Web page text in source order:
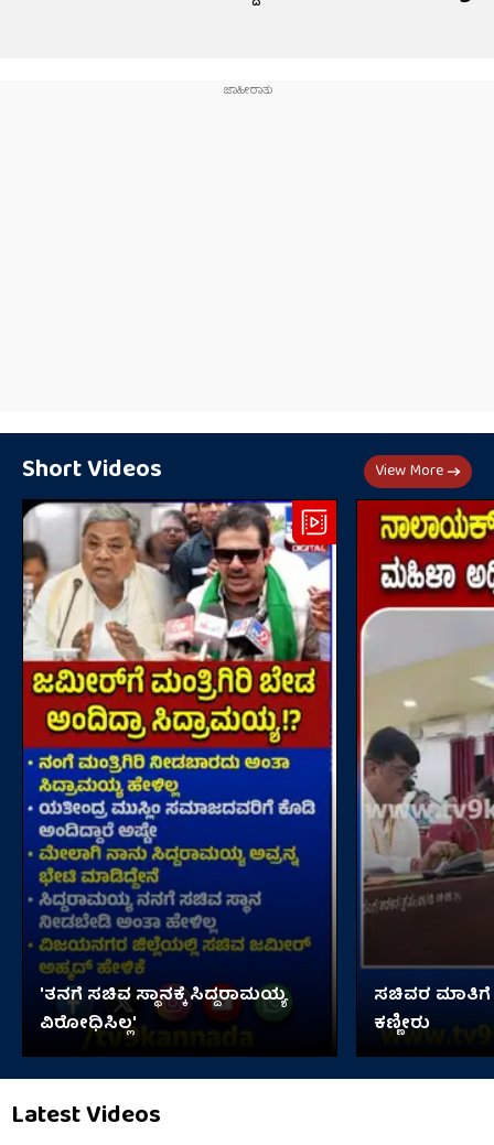
Short Videos View More
'ತನಗೆ ಸಚಿವ ಸ್ಥಾನಕ್ಕೆ ಸಿದ್ದರಾಮಯ್ಯ
ವಿರೋಧಿಸಿಲ್ಲ'
ಸಚಿವರ
ಕಣ್ಣೀರು
Latest Videos